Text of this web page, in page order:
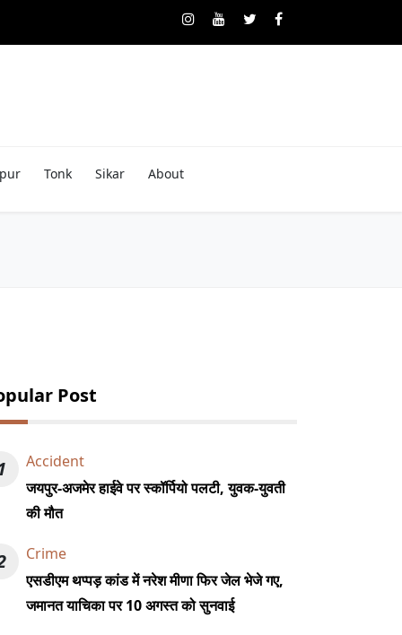
Tonk Sikar About
Post
Accident
जयपुर-अजमेर हाईवे पर स्कॉर्पियो पलटी, युवक-युवती
की मौत
Crime
एसडीएम थप्पड़ कांड में नरेश मीणा फिर जेल भेजे गए,
जमानत याचिका पर 10 अगस्त को सुनवाई